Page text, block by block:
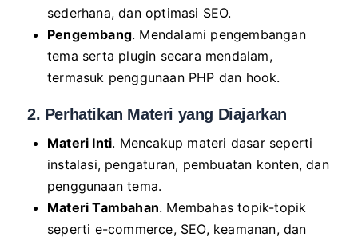
sederhana, dan optimasi SEO.
Pengembang. Mendalami pengembangan
tema serta plugin secara mendalam,
termasuk penggunaan PHP dan hook.
2. Perhatikan Materi yang Diajarkan
Materi Inti. Mencakup materi dasar seperti
instalasi, pengaturan, pembuatan konten, dan
penggunaan tema.
Materi Tambahan. Membahas topik-topik
seperti e-commerce, SEO, keamanan, dan